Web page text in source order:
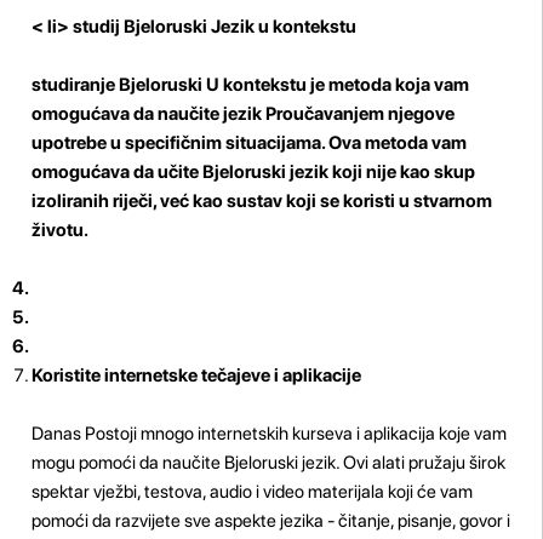
< li> studij Bjeloruski Jezik u kontekstu
studiranje Bjeloruski U kontekstu je metoda koja vam
omogućava da naučite jezik Proučavanjem njegove
upotrebe u specifičnim situacijama. Ova metoda vam
omogućava da učite Bjeloruski jezik koji nije kao skup
izoliranih riječi, već kao sustav koji se koristi u stvarnom
životu.
Koristite internetske tečajeve i aplikacije
Danas Postoji mnogo internetskih kurseva i aplikacija koje vam
mogu pomoći da naučite Bjeloruski jezik. Ovi alati pružaju širok
spektar vježbi, testova, audio i video materijala koji će vam
pomoći da razvijete sve aspekte jezika - čitanje, pisanje, govor i